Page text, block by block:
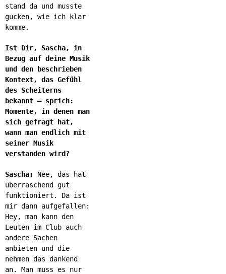
stand da und musste
gucken, wie ich klar
komme.
Ist Dir, Sascha, in
Bezug auf deine Musik
und den beschrieben
Kontext, das Gefühl
des Scheiterns
bekannt – sprich:
Momente, in denen man
sich gefragt hat,
wann man endlich mit
seiner Musik
verstanden wird?
Sascha:
Nee, das hat
überraschend gut
funktioniert. Da ist
mir dann aufgefallen:
Hey, man kann den
Leuten im Club auch
andere Sachen
anbieten und die
nehmen das dankend
an. Man muss es nur